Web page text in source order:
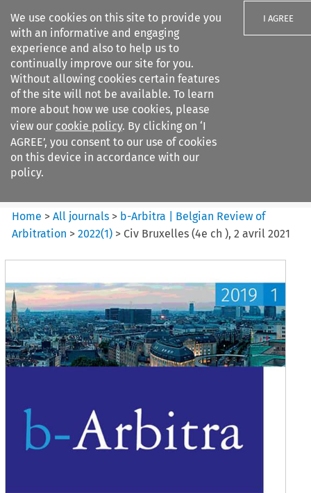
We use cookies on this site to provide you
with an informative and engaging
experience and also to help us to
continually improve our site for you.
Without allowing cookies certain features
of the site will not be available. To learn
more about how we use cookies, please
view our cookie policy. By clicking on ‘I
AGREE’, you consent to our use of cookies
on this device in accordance with our
policy.
I AGREE
Search filters
b-Arbitra %7C Belgian Review
of Arbitrat...
Home >All journals > b-Arbitra | Belgian Review of
Arbitration >2022(1) > Civ Bruxelles (4e ch ), 2 avril 2021